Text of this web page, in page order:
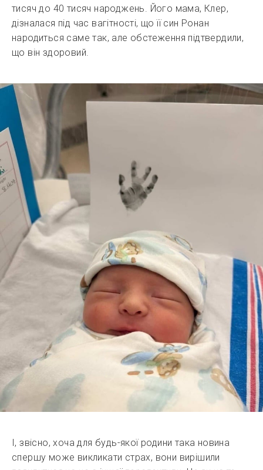
тисяч до 40 тисяч народжень. Його мама, Клер,
дізналася під час вагітності, що її син Ронан
народиться саме так, але обстеження підтвердили,
що він здоровий.
І, звісно, хоча для будь-якої родини така новина
спершу може викликати страх, вони вирішили